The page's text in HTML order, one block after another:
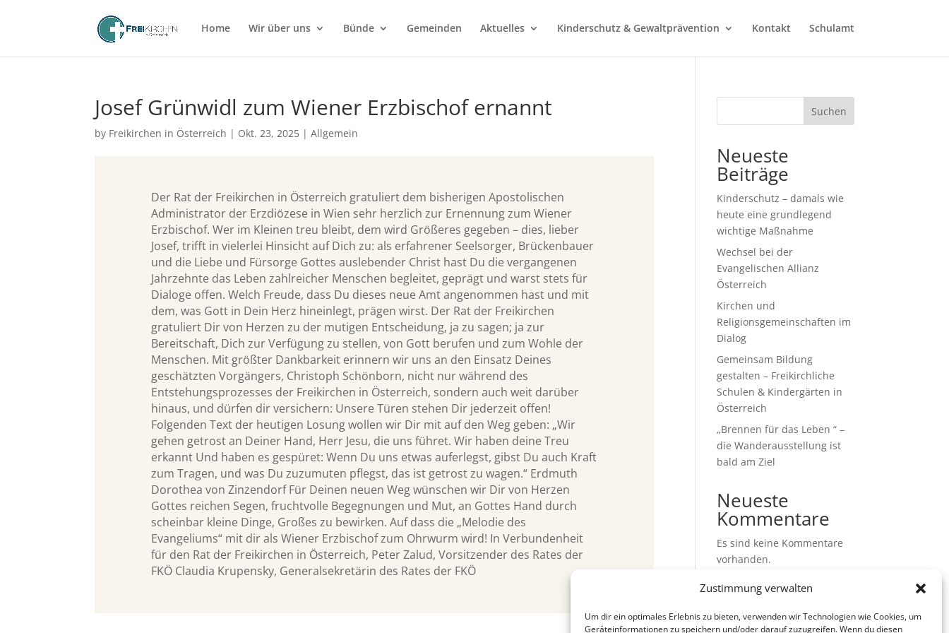
Zustimmung verwalten
Um dir ein optimales Erlebnis zu bieten, verwenden wir Technologien wie Cookies, um
Geräteinformationen zu speichern und/oder darauf zuzugreifen. Wenn du diesen
Home Wir über uns Bünde Gemeinden Aktuelles Kinderschutz & Gewaltprävention Kontakt Schulamt
Josef Grünwidl zum Wiener Erzbischof ernannt
by Freikirchen in Österreich | Okt. 23, 2025 |Allgemein
Der Rat der Freikirchen in Österreich gratuliert dem bisherigen Apostolischen
Administrator der Erzdiözese in Wien sehr herzlich zur Ernennung zum Wiener
Erzbischof. Wer im Kleinen treu bleibt, dem wird Größeres gegeben – dies, lieber
Josef, trifft in vielerlei Hinsicht auf Dich zu: als erfahrener Seelsorger, Brückenbauer
und die Liebe und Fürsorge Gottes auslebender Christ hast Du die vergangenen
Jahrzehnte das Leben zahlreicher Menschen begleitet, geprägt und warst stets für
Dialoge offen. Welch Freude, dass Du dieses neue Amt angenommen hast und mit
dem, was Gott in Dein Herz hineinlegt, prägen wirst. Der Rat der Freikirchen
gratuliert Dir von Herzen zu der mutigen Entscheidung, ja zu sagen; ja zur
Bereitschaft, Dich zur Verfügung zu stellen, von Gott berufen und zum Wohle der
Menschen. Mit größter Dankbarkeit erinnern wir uns an den Einsatz Deines
geschätzten Vorgängers, Christoph Schönborn, nicht nur während des
Entstehungsprozesses der Freikirchen in Österreich, sondern auch weit darüber
hinaus, und dürfen dir versichern: Unsere Türen stehen Dir jederzeit offen!
Folgenden Text der heutigen Losung wollen wir Dir mit auf den Weg geben: „Wir
gehen getrost an Deiner Hand, Herr Jesu, die uns führet. Wir haben deine Treu
erkannt Und haben es gespüret: Wenn Du uns etwas auferlegst, gibst Du auch Kraft
zum Tragen, und was Du zuzumuten pflegst, das ist getrost zu wagen.“ Erdmuth
Dorothea von Zinzendorf Für Deinen neuen Weg wünschen wir Dir von Herzen
Gottes reichen Segen, fruchtvolle Begegnungen und Mut, an Gottes Hand durch
scheinbar kleine Dinge, Großes zu bewirken. Auf dass die „Melodie des
Evangeliums“ mit dir als Wiener Erzbischof zum Ohrwurm wird! In Verbundenheit
für den Rat der Freikirchen in Österreich, Peter Zalud, Vorsitzender des Rates der
FKÖ Claudia Krupensky, Generalsekretärin des Rates der FKÖ
Suchen
Neueste
Beiträge
Kinderschutz – damals wie
heute eine grundlegend
wichtige Maßnahme
Wechsel bei der
Evangelischen Allianz
Österreich
Kirchen und
Religionsgemeinschaften im
Dialog
Gemeinsam Bildung
gestalten – Freikirchliche
Schulen & Kindergärten in
Österreich
„Brennen für das Leben “ –
die Wanderausstellung ist
bald am Ziel
Neueste
Kommentare
Es sind keine Kommentare
vorhanden.